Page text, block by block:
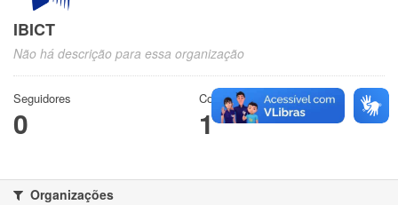
IBICT
Não há descrição para essa organização
Seguidores
0
Conjuntos de dados
1
Organizações